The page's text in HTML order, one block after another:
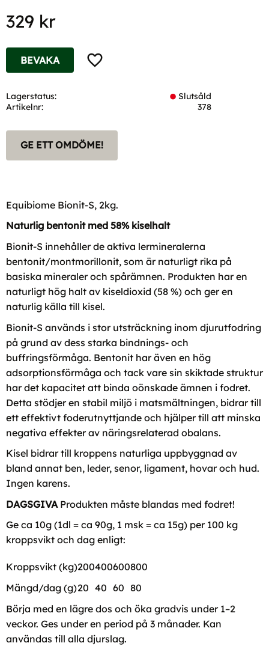
329 kr
Lägg till i favoriter
BEVAKA
Lagerstatus
Slutsåld
Artikelnr
378
GE ETT OMDÖME!
Equibiome Bionit-S, 2kg.
Naturlig bentonit med 58% kiselhalt
Bionit-S innehåller de aktiva lermineralerna
bentonit/montmorillonit, som är naturligt rika på
basiska mineraler och spårämnen. Produkten har en
naturligt hög halt av kiseldioxid (58 %) och ger en
naturlig källa till kisel.
Bionit-S används i stor utsträckning inom djurutfodring
på grund av dess starka bindnings- och
buffringsförmåga. Bentonit har även en hög
adsorptionsförmåga och tack vare sin skiktade struktur
har det kapacitet att binda oönskade ämnen i fodret.
Detta stödjer en stabil miljö i matsmältningen, bidrar till
ett effektivt foderutnyttjande och hjälper till att minska
negativa effekter av näringsrelaterad obalans.
Kisel bidrar till kroppens naturliga uppbyggnad av
bland annat ben, leder, senor, ligament, hovar och hud.
Ingen karens.
DAGSGIVA Produkten måste blandas med fodret!
Ge ca 10g (1dl = ca 90g, 1 msk = ca 15g) per 100 kg
kroppsvikt och dag enligt:
Kroppsvikt (kg)200400600800
Mängd/dag (g)20 40 60 80
Börja med en lägre dos och öka gradvis under 1–2
veckor. Ges under en period på 3 månader. Kan
användas till alla djurslag.